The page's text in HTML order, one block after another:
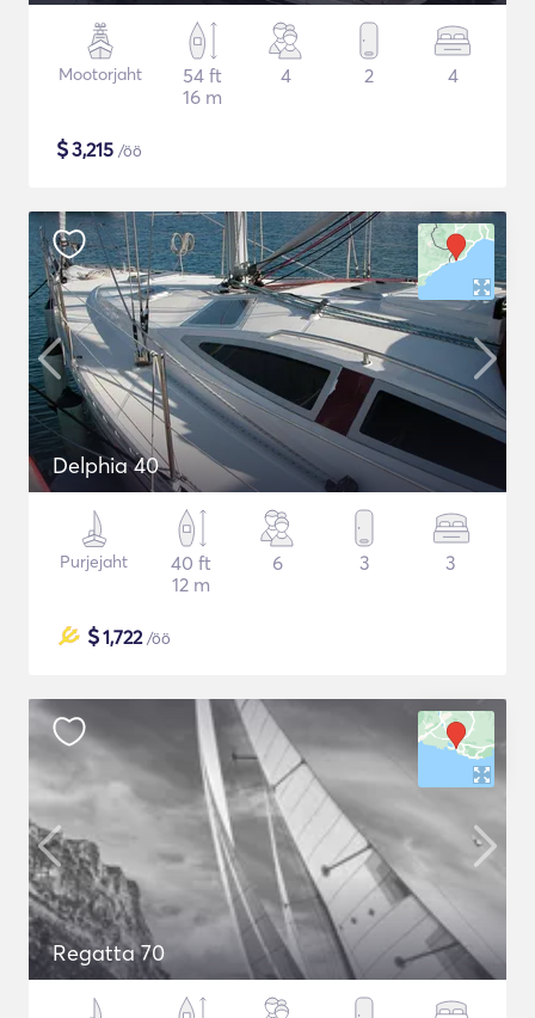
Mootorjaht
54 ft
16 m
4 2 4
$3,215 /öö
Delphia 40
Purjejaht
40 ft
12 m
6 3 3
$1,722/öö
Regatta 70